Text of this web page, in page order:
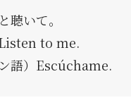
聴いて。
to me.
語）Escúchame.